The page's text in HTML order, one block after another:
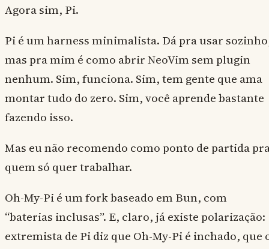
Agora sim, Pi.
Pi é um harness minimalista. Dá pra usar
mas pra mim é como abrir NeoVim sem plugin
nenhum. Sim, funciona. Sim, tem gente que ama
montar tudo do zero. Sim, você aprende bastante
fazendo isso.
Mas eu não recomendo como ponto de partida
quem só quer trabalhar.
Oh-My-Pi é um fork baseado em Bun, com
“baterias inclusas”. E, claro, já existe polarização:
extremista de Pi diz que Oh-My-Pi é inchado, que